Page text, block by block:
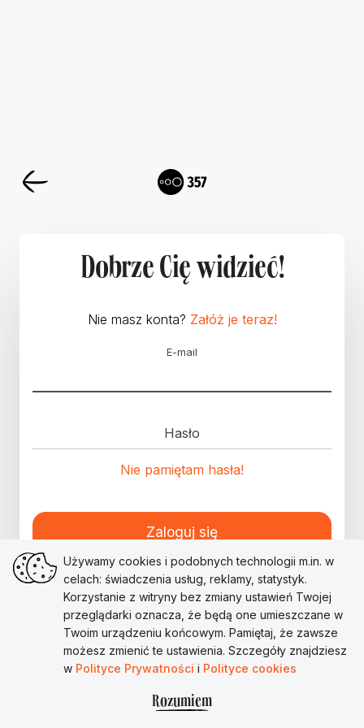
Dobrze Cię widzieć!
Nie masz konta? Załóż je teraz!
E-mail
Hasło
Nie pamiętam hasła!
Zaloguj się
Używamy cookies i podobnych technologii m.in. w
celach: świadczenia usług, reklamy, statystyk.
Korzystanie z witryny bez zmiany ustawień Twojej
przeglądarki oznacza, że będą one umieszczane w
Twoim urządzeniu końcowym. Pamiętaj, że zawsze
możesz zmienić te ustawienia. Szczegóły znajdziesz
w Polityce Prywatności i Polityce cookies
Rozumiem